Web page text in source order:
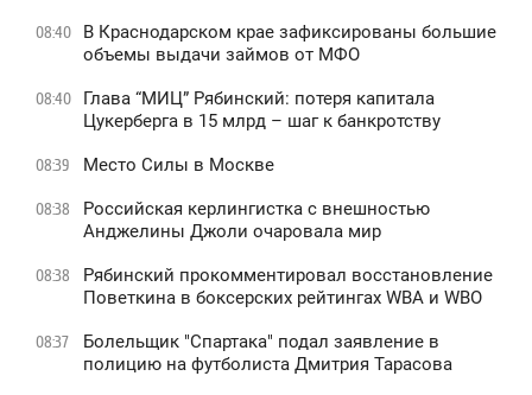
08:40
В Краснодарском крае зафиксированы большие
объемы выдачи займов от МФО
08:40
Глава “МИЦ” Рябинский: потеря капитала
Цукерберга в 15 млрд – шаг к банкротству
08:39 Место Силы в Москве
08:38
Российская керлингистка с внешностью
Анджелины Джоли очаровала мир
08:38
Рябинский прокомментировал восстановление
Поветкина в боксерских рейтингах WBA и WBO
08:37
Болельщик "Спартака" подал заявление в
полицию на футболиста Дмитрия Тарасова